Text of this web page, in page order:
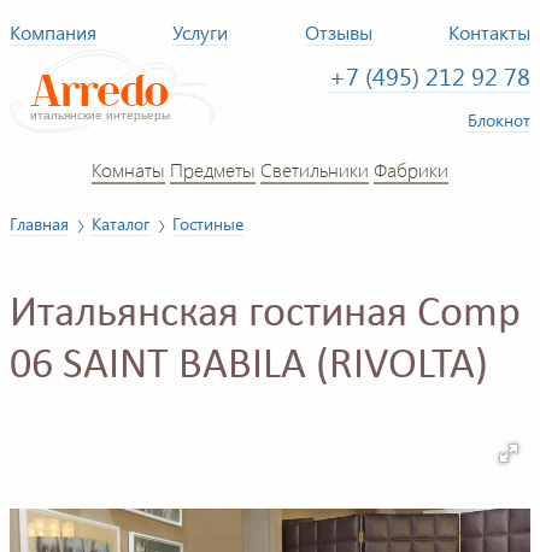
Компания Услуги Отзывы Контакты
+7 (495) 212 92 78
Блокнот
Комнаты Предметы Светильники Фабрики
Главная Каталог Гостиные
Итальянская гостиная Comp
06 SAINT BABILA (RIVOLTA)